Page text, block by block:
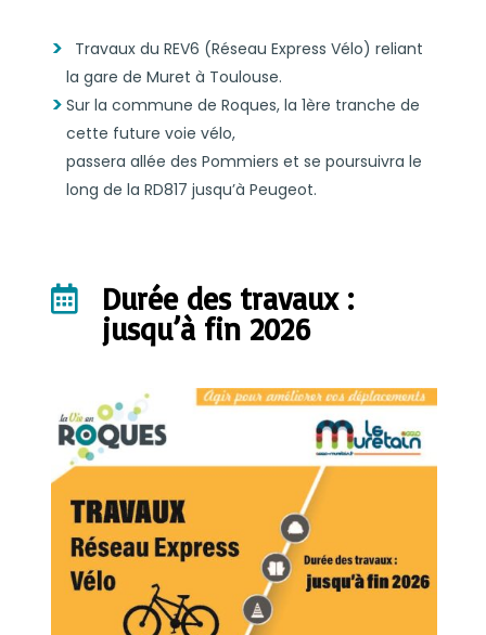
Travaux du REV6 (Réseau Express Vélo) reliant
la gare de Muret à Toulouse.
Sur la commune de Roques, la 1ère tranche de
cette future voie vélo,
passera allée des Pommiers et se poursuivra le
long de la RD817 jusqu’à Peugeot.

Durée des travaux :
jusqu’à fin 2026